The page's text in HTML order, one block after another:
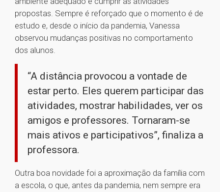
propostas. Sempre é reforçado que o momento é de
estudo e, desde o início da pandemia, Vanessa
observou mudanças positivas no comportamento
dos alunos.
“A distância provocou a vontade de
estar perto. Eles querem participar das
atividades, mostrar habilidades, ver os
amigos e professores. Tornaram-se
mais ativos e participativos”, finaliza a
professora.
Outra boa novidade foi a aproximação da família com
a escola, o que, antes da pandemia, nem sempre era